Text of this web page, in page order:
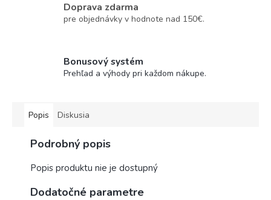
Doprava zdarma
pre objednávky v hodnote nad 150€.
Bonusový systém
Prehľad a výhody pri každom nákupe.
Popis Diskusia
Podrobný popis
Popis produktu nie je dostupný
Dodatočné parametre